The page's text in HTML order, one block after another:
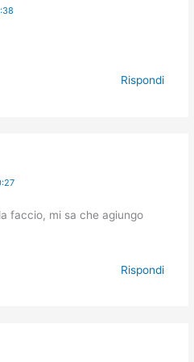
Rispondi
faccio, mi sa che agiungo
Rispondi